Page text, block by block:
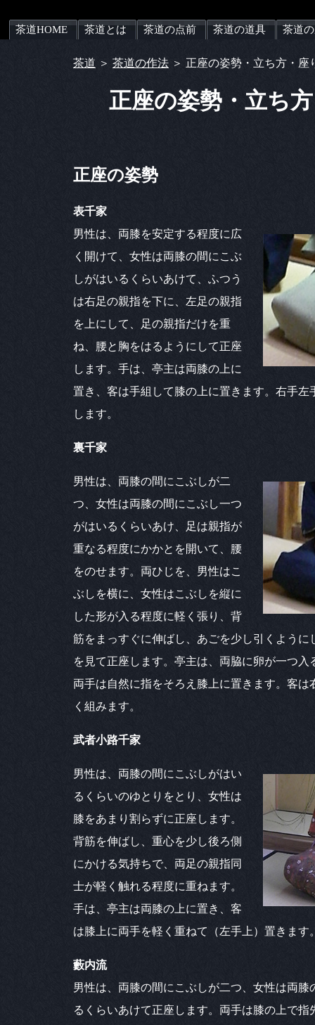
茶道HOME 茶道とは 茶道の点前 茶道の道具 茶道
茶道 ＞ 茶道の作法 ＞ 正座の姿勢・立ち方・座
正座の姿勢・立ち
正座の姿勢
表千家
男性は、両膝を安定する程度に広
く開けて、女性は両膝の間にこぶ
しがはいるくらいあけて、ふつう
は右足の親指を下に、左足の親指
を上にして、足の親指だけを重
ね、腰と胸をはるようにして正座
します。手は、亭主は両膝の上に
置き、客は手組して膝の上に置きます。右手左
します。
裏千家
男性は、両膝の間にこぶしが二
つ、女性は両膝の間にこぶし一つ
がはいるくらいあけ、足は親指が
重なる程度にかかとを開いて、腰
をのせます。両ひじを、男性はこ
ぶしを横に、女性はこぶしを縦に
した形が入る程度に軽く張り、背
筋をまっすぐに伸ばし、あごを少し引くように
を見て正座します。亭主は、両脇に卵が一つ入
両手は自然に指をそろえ膝上に置きます。客は
く組みます。
武者小路千家
男性は、両膝の間にこぶしがはい
るくらいのゆとりをとり、女性は
膝をあまり割らずに正座します。
背筋を伸ばし、重心を少し後ろ側
にかける気持ちで、両足の親指同
士が軽く触れる程度に重ねます。
手は、亭主は両膝の上に置き、客
は膝上に両手を軽く重ねて（左手上）置きます
藪内流
男性は、両膝の間にこぶしが二つ、女性は両膝
るくらいあけて正座します。両手は膝の上で指